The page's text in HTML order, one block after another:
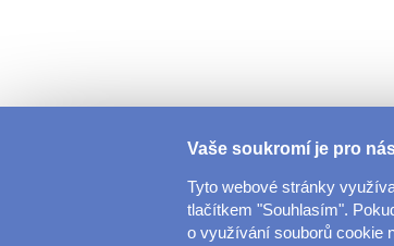
Vaše soukromí je pro
Tyto webové stránky
tlačítkem "Souhlasím".
o využívání souborů cookie